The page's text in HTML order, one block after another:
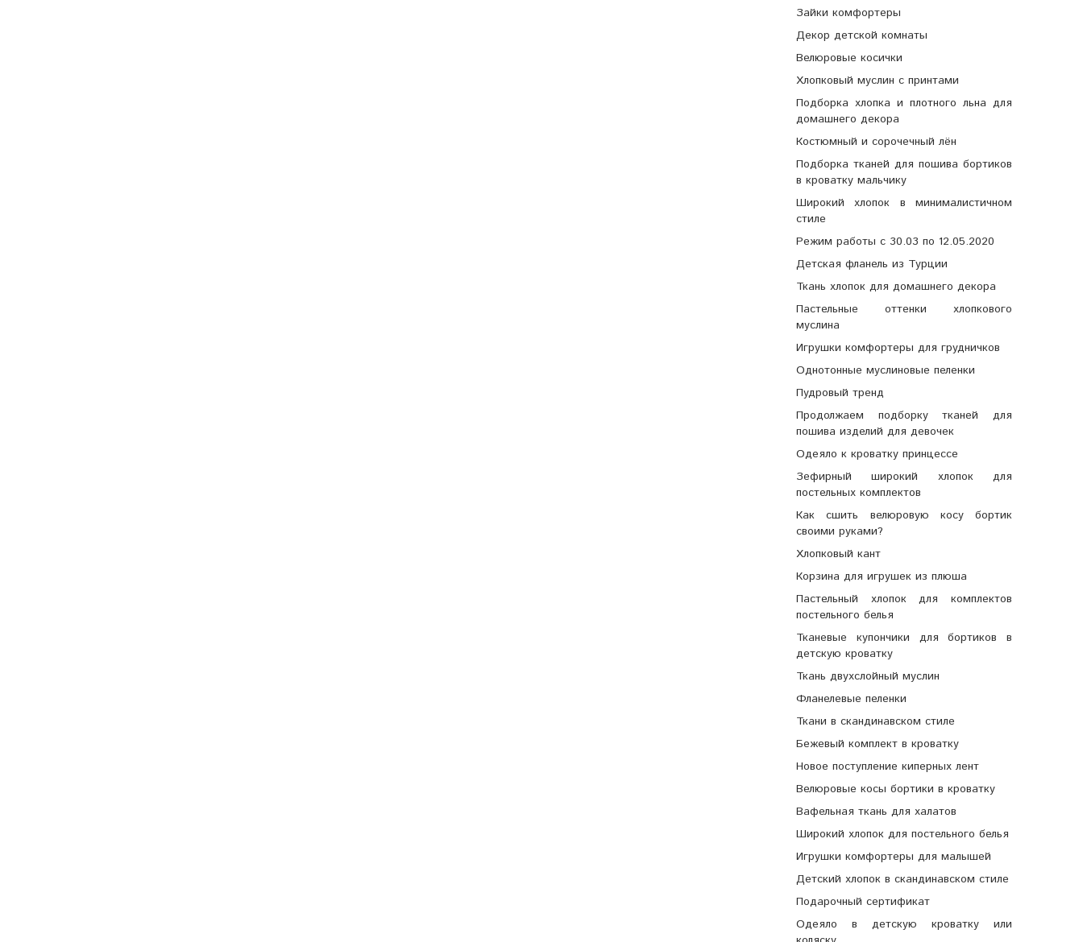
Зайки комфортеры
Декор детской комнаты
Велюровые косички
Хлопковый муслин с принтами
Подборка хлопка и плотного льна для
домашнего декора
Костюмный и сорочечный лён
Подборка тканей для пошива бортиков
в кроватку мальчику
Широкий хлопок в минималистичном
стиле
Режим работы с 30.03 по 12.05.2020
Детская фланель из Турции
Ткань хлопок для домашнего декора
Пастельные оттенки хлопкового
муслина
Игрушки комфортеры для грудничков
Однотонные муслиновые пеленки
Пудровый тренд
Продолжаем подборку тканей для
пошива изделий для девочек
Одеяло к кроватку принцессе
Зефирный широкий хлопок для
постельных комплектов
Как сшить велюровую косу бортик
своими руками?
Хлопковый кант
Корзина для игрушек из плюша
Пастельный хлопок для комплектов
постельного белья
Тканевые купончики для бортиков в
детскую кроватку
Ткань двухслойный муслин
Фланелевые пеленки
Ткани в скандинавском стиле
Бежевый комплект в кроватку
Новое поступление киперных лент
Велюровые косы бортики в кроватку
Вафельная ткань для халатов
Широкий хлопок для постельного белья
Игрушки комфортеры для малышей
Детский хлопок в скандинавском стиле
Подарочный сертификат
Одеяло в детскую кроватку или